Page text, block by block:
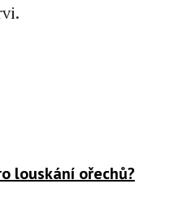
louskání ořechů?